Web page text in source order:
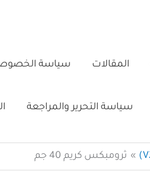
المقالات سياسة
سياسة التحرير والمراجعة
ثرومبكس كريم 40 جم